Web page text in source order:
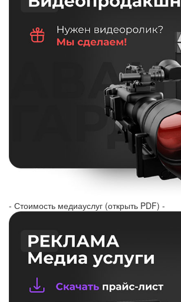
- Стоимость медиауслуг (открыть PDF) -